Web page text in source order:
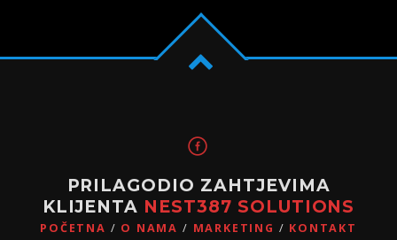
PRILAGODIO ZAHTJEVIMA
KLIJENTA NEST387 SOLUTIONS
POČETNA O NAMA MARKETING KONTAKT